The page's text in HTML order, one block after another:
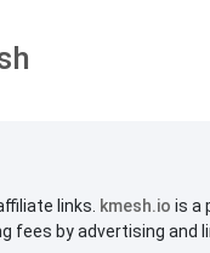
links. kmesh.io is a
fees by advertising and